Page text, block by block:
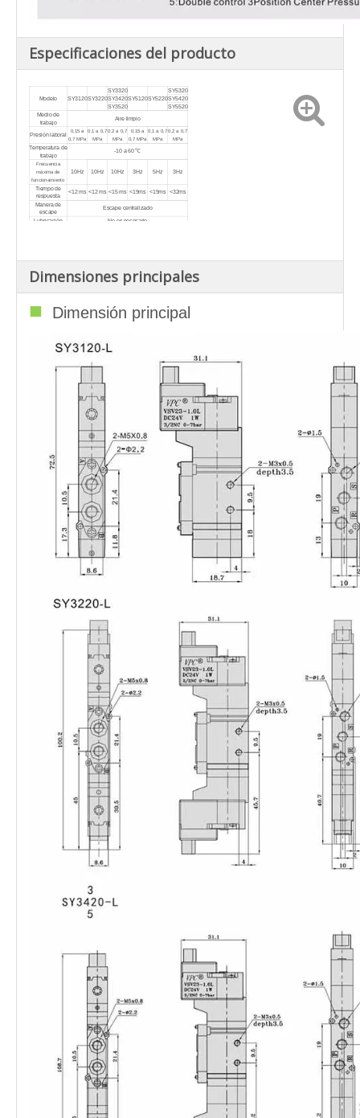
Especificaciones del producto
Modelo SY3120SY3220
SY3320
SY5120SY5220
SY5320
SY3420
SY5420
SY3520
SY5520
Medio de
trabajo
Aire limpio
Presión laboral
0,15 a
0,7 MPa
0,1 a 0,7
MPa
0,2 a 0,7
MPa
0,15 a
0,7 MPa
0,1 a 0,7
MPa
0,2 a 0,7
MPa
Temperatura de
trabajo
-10 a 60 ℃
Frecuencia
máxima de
funcionamiento
10Hz 10Hz 10Hz 3Hz 5Hz 3Hz
Tiempo de
respuesta
<12 ms <12 ms <15 ms <19ms <19ms <32ms
Manera de
escape
Escape centralizado
Lubricación
No es necesario
Clase
Tamaño de la
M5 1/8'
Dimensiones principales
■ Dimensión principal